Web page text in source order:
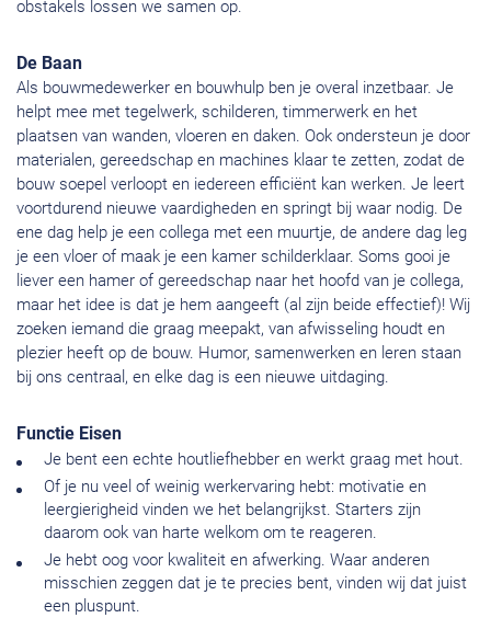
obstakels lossen we samen op.
De Baan
Als bouwmedewerker en bouwhulp ben je overal inzetbaar. Je
helpt mee met tegelwerk, schilderen, timmerwerk en het
plaatsen van wanden, vloeren en daken. Ook ondersteun je door
materialen, gereedschap en machines klaar te zetten, zodat de
bouw soepel verloopt en iedereen efficiënt kan werken. Je leert
voortdurend nieuwe vaardigheden en springt bij waar nodig. De
ene dag help je een collega met een muurtje, de andere dag leg
je een vloer of maak je een kamer schilderklaar. Soms gooi je
liever een hamer of gereedschap naar het hoofd van je collega,
maar het idee is dat je hem aangeeft (al zijn beide effectief)! Wij
zoeken iemand die graag meepakt, van afwisseling houdt en
plezier heeft op de bouw. Humor, samenwerken en leren staan
bij ons centraal, en elke dag is een nieuwe uitdaging.
Functie Eisen
Je bent een echte houtliefhebber en werkt graag met hout.
Of je nu veel of weinig werkervaring hebt: motivatie en
leergierigheid vinden we het belangrijkst. Starters zijn
daarom ook van harte welkom om te reageren.
Je hebt oog voor kwaliteit en afwerking. Waar anderen
misschien zeggen dat je te precies bent, vinden wij dat juist
een pluspunt.